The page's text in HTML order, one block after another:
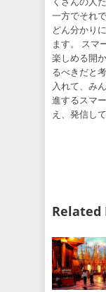
一方でそれ
どん分かり
ます。 スマ
楽しめる開
るべきだと
入れて、み
進するスマ
え、発信し
Related